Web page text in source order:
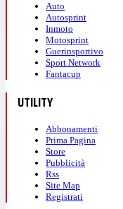
Auto
Autosprint
Inmoto
Motosprint
Guerinsportivo
Sport Network
Fantacup
UTILITY
Abbonamenti
Prima Pagina
Store
Pubblicità
Rss
Site Map
Registrati